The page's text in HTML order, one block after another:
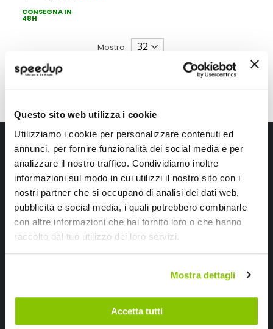
Questo sito web utilizza i cookie
Utilizziamo i cookie per personalizzare contenuti ed
annunci, per fornire funzionalità dei social media e per
analizzare il nostro traffico. Condividiamo inoltre
informazioni sul modo in cui utilizzi il nostro sito con i
nostri partner che si occupano di analisi dei dati web,
pubblicità e social media, i quali potrebbero combinarle
con altre informazioni che hai fornito loro o che hanno
raccolto dal tuo utilizzo dei loro servizi.
Mostra dettagli
Accetta tutti
speciale
CONSEGNA IN
48H
Mostra
Iscriviti alla newsletter Speedup
Ricevi subito uno sconto del 10% per il tuo primo acquisto online!